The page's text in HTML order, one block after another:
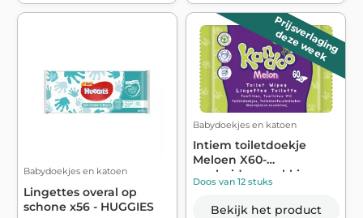
Babydoekjes en katoen
Lingettes overal op
schone x56 - HUGGIES
Prijsverlaging
deze week
Babydoekjes en katoen
Intiem toiletdoekje
Meloen X60-
eenheidsverpakking -
K...
Doos van 12 stuks
Bekijk het product